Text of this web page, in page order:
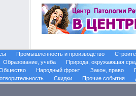
Промышленность и производство
Образование, учеба
Природа, окружающая
Народный фронт Закон, право
Скидки Прочие события